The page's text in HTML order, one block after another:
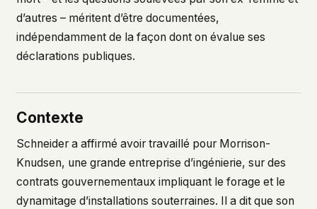
you. If we ever add analytics, tracking, or third-
party scripts, we'll say so here first – and you
should stop trusting us.
d’autres – méritent d’être documentées,
indépendamment de la façon dont on évalue ses
déclarations publiques.
Contexte
Schneider a affirmé avoir travaillé pour Morrison-
Knudsen, une grande entreprise d’ingénierie, sur des
contrats gouvernementaux impliquant le forage et le
dynamitage d’installations souterraines. Il a dit que son